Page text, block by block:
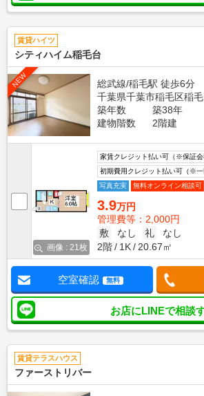
賃貸ハイツ
シティハイム稲毛台
NEW
総武線/稲毛駅 徒歩6分
千葉県千葉市稲毛区稲
築年数
築38年
建物階数
2階建
画像 : 21枚
家賃クレジット払い可（※保証会
初期費用クレジット払い可（※一
写真充実
無料オンライン相談可
3.9万円
管理費等：2,000円
敷
なし 礼
なし
2階
1K 20.67㎡
空室確認 無料
お店にLINEで相談
賃貸テラスハウス
ファーストリバー